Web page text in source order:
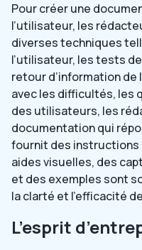
Pour créer une
l’utilisateur, les
diverses techniques
l’utilisateur, les tests
retour d’information de
avec les difficultés, les
des utilisateurs, les
documentation qui
fournit des instructions
aides visuelles, des
et des exemples sont
la clarté et l’efficacité
L’esprit